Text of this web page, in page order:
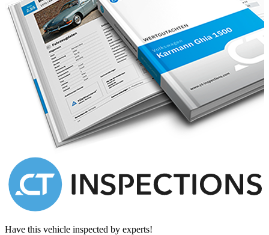
Benelux customers. Gallery Aaldering, Arnhemsestraat 47, 6971 AP
Brummen, The Netherlands. Tel: 0031-575-564055. Quality,
experience and transparency is what sets us apart. We look forward
to welcoming you in our showroom
Have this vehicle inspected by experts!